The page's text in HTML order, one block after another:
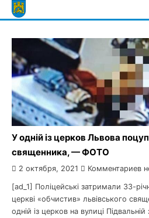
Skip
to
У одній із церков Львова
священника, — ФОТО
2 октября, 2021 Комментариев
[ad_1] Поліцейські затримали 33-
церкві «обчистив» львівського
одній із церков на вулиці